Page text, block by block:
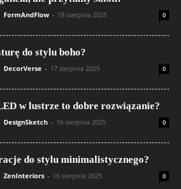
FormAndFlow - 18 sierpnia 2025 0
do stylu boho?
DecorVerse - 17 sierpnia 2025 0
w lustrze to dobre rozwiązanie?
DesignSketch - 16 sierpnia 2025 0
do stylu minimalistycznego?
ZenInteriors - 16 sierpnia 2025 0